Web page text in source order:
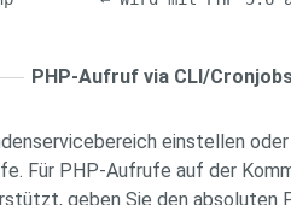
PHP-Aufruf via CLI/
einstellen
Für PHP-Aufrufe auf der
geben Sie den absoluten